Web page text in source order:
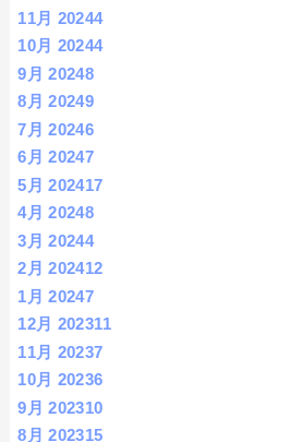
11月 20244
10月 20244
9月 20248
8月 20249
7月 20246
6月 20247
5月 202417
4月 20248
3月 20244
2月 202412
1月 20247
12月 202311
11月 20237
10月 20236
9月 202310
8月 202315